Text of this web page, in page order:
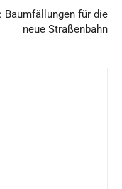
Baumfällungen für die
neue Straßenbahn